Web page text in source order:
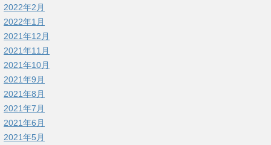
2022年2月
2022年1月
2021年12月
2021年11月
2021年10月
2021年9月
2021年8月
2021年7月
2021年6月
2021年5月